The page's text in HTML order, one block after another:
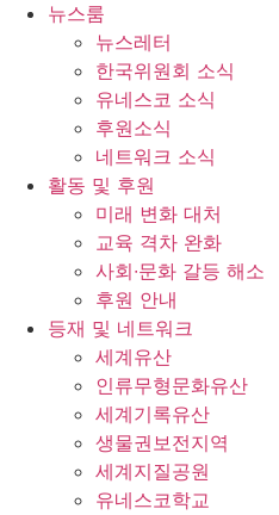
뉴스룸
뉴스레터
한국위원회 소식
유네스코 소식
후원소식
네트워크 소식
활동 및 후원
미래 변화 대처
교육 격차 완화
사회∙문화 갈등 해소
후원 안내
등재 및 네트워크
세계유산
인류무형문화유산
세계기록유산
생물권보전지역
세계지질공원
유네스코학교